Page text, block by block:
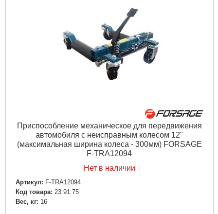
Приспособление механическое для передвижения
автомобиля с неисправным колесом 12"
(максимальная ширина колеса - 300мм) FORSAGE
F-TRA12094
Нет в наличии
Артикул: F-TRA12094
Код товара: 23.91.75
Вес, кг: 16